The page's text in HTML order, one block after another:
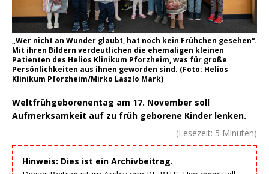
„Wer nicht an Wunder glaubt, hat noch kein Frühchen gesehen“.
Mit ihren Bildern verdeutlichen die ehemaligen kleinen
Patienten des Helios Klinikum Pforzheim, was für große
Persönlichkeiten aus ihnen geworden sind. (Foto: Helios
Klinikum Pforzheim/Mirko Laszlo Mark)
Weltfrühgeborenentag am 17. November soll
Aufmerksamkeit auf zu früh geborene Kinder lenken.
(Lesezeit: 5 Minuten)
Hinweis: Dies ist ein Archivbeitrag.